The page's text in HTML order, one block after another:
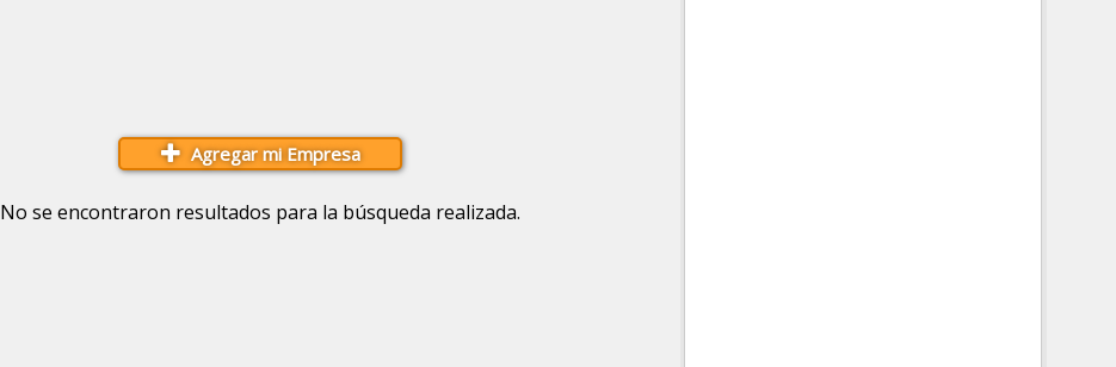
Agregar mi Empresa
No se encontraron resultados para la búsqueda realizada.